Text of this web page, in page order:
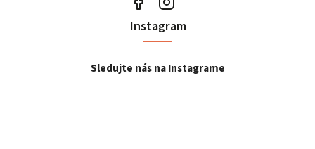
Instagram
Sledujte nás na Instagrame